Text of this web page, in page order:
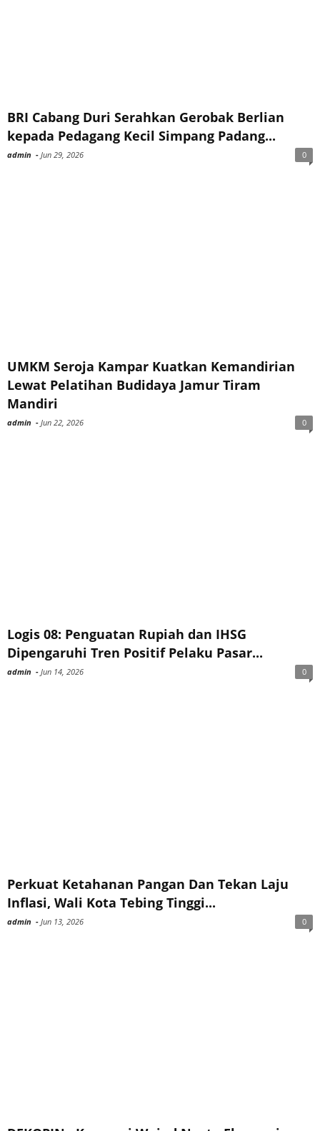
BRI Cabang Duri Serahkan Gerobak Berlian
kepada Pedagang Kecil Simpang Padang...
admin - Jun 29, 2026 0
UMKM Seroja Kampar Kuatkan Kemandirian
Lewat Pelatihan Budidaya Jamur Tiram
Mandiri
admin - Jun 22, 2026 0
Logis 08: Penguatan Rupiah dan IHSG
Dipengaruhi Tren Positif Pelaku Pasar...
admin - Jun 14, 2026 0
Perkuat Ketahanan Pangan Dan Tekan Laju
Inflasi, Wali Kota Tebing Tinggi...
admin - Jun 13, 2026 0